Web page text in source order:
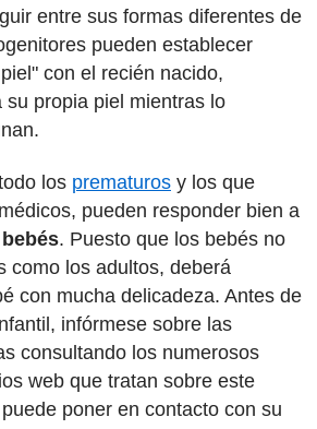
entre sus formas diferentes de
pueden establecer
con el recién nacido,
su propia piel mientras lo
los prematuros y los que
pueden responder bien a
. Puesto que los bebés no
como los adultos, deberá
con mucha delicadeza. Antes de
infórmese sobre las
consultando los numerosos
web que tratan sobre este
poner en contacto con su